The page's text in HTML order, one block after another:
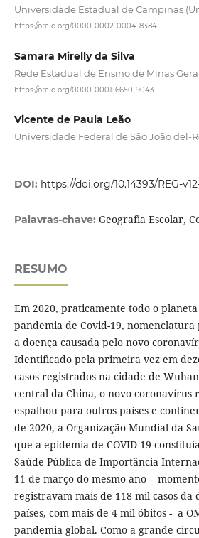
Universidade Estadual de Campinas
https://orcid.org/0000-0002-0004-8384
Samara Mirelly da Silva
Rede Estadual de Ensino de Minas
https://orcid.org/0000-0001-6650-9043
Vicente de Paula Leão
Universidade Federal de São João del-
DOI: https://doi.org/10.14393/REG-
Palavras-chave: Geografia Escolar,
RESUMO
Em 2020, praticamente todo o
pandemia de Covid-19, nomenclatura
a doença causada pelo novo
Identificado pela primeira vez em
casos registrados na cidade de
central da China, o novo coronavírus
espalhou para outros países e
de 2020, a Organização Mundial da
que a epidemia de COVID-19
Saúde Pública de Importância
11 de março do mesmo ano -
registravam mais de 118 mil casos da
países, com mais de 4 mil óbitos - a
pandemia global. Como a grande